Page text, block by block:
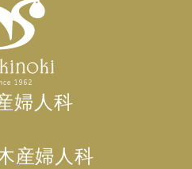
婦人科
産婦人科